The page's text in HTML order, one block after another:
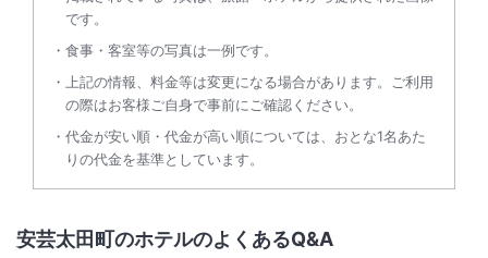
です。
食事・客室等の写真は一例です。
上記の情報、料金等は変更になる場合があります。ご利用
の際はお客様ご自身で事前にご確認ください。
代金が安い順・代金が高い順については、おとな1名あた
りの代金を基準としています。
安芸太田町のホテルのよくあるQ&A